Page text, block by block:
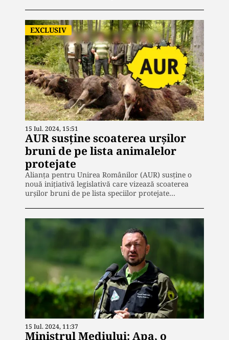
EXCLUSIV
15 Iul. 2024, 15:51
AUR susține scoaterea urșilor
bruni de pe lista animalelor
protejate
Alianța pentru Unirea Românilor (AUR) susține o
nouă inițiativă legislativă care vizează scoaterea
urșilor bruni de pe lista speciilor protejate…
15 Iul. 2024, 11:37
Ministrul Mediului: Apa, o